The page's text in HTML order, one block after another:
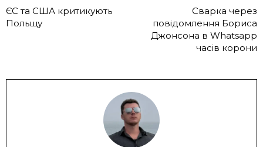
ЄС та США критикують
Польщу
Сварка через
повідомлення Бориса
Джонсона в Whatsapp
часів корони